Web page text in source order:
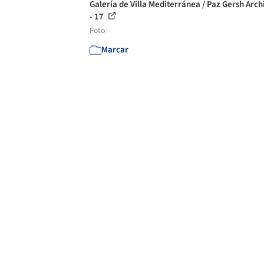
Galería de Villa Mediterránea / Paz Gersh
- 17
Foto
Marcar